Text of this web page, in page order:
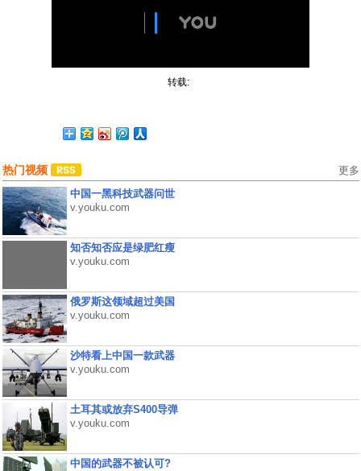
转载:
热门视频 更多
中国一黑科技武器问世
v.youku.com
知否知否应是绿肥红瘦
v.youku.com
俄罗斯这领域超过美国
v.youku.com
沙特看上中国一款武器
v.youku.com
土耳其或放弃S400导弹
v.youku.com
中国的武器不被认可?